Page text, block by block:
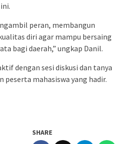
peran, membangun
diri agar mampu bersaing
bagi daerah,” ungkap Danil.
dengan sesi diskusi dan tanya
peserta mahasiswa yang hadir.
SHARE